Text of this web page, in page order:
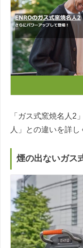
「ガス式窯焼名人2
人」との違いを詳し
煙の出ないガス